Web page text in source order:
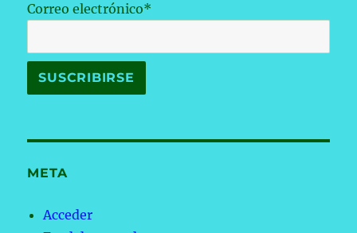
Correo electrónico*
META
Acceder